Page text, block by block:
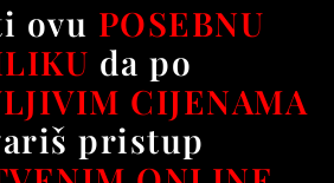
ovu POSEBNU
da po
CIJENAMA
pristup